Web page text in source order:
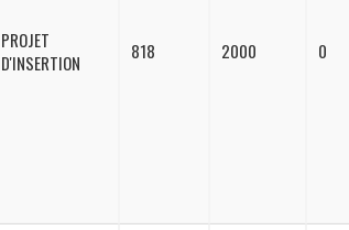
PROJET
D'INSERTION
818 2000 0